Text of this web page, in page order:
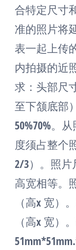
合特定尺寸
准的照片将
表一起上传
内拍摄的近
求：头部尺
至下颔底部
50%70%。
度须占整个
2/3）。照
高宽相等。
（高x 宽）
（高x 宽）